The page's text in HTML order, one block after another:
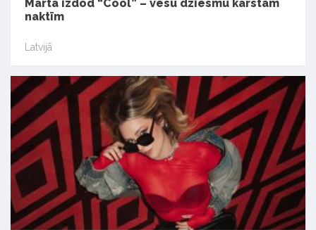
Marta izdod “Cool” – vēsu dziesmu karstām
naktīm
Latvijā